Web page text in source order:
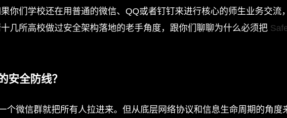
你们学校还在用普通的微信、QQ或者钉钉来进行核心的师生业务交流
几所高校做过安全架构落地的老手角度，跟你们聊聊为什么必须把
安全防线？
个微信群就把所有人拉进来。但从底层网络协议和信息生命周期的角